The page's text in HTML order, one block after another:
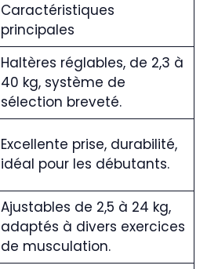
Caractéristiques
principales
Haltères réglables, de 2,3 à
40 kg, système de
sélection breveté.
Excellente prise, durabilité,
idéal pour les débutants.
Ajustables de 2,5 à 24 kg,
adaptés à divers exercices
de musculation.